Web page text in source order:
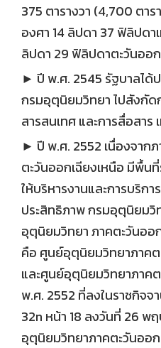
375 ตารางวา (4,700 ตา
องศา 14 ลิปดา 37 ฟิลิปด
ลิปดา 29 ฟิลิปดาตะวันออก
► ปี พ.ศ. 2545 รัฐบาลได้
กรมอุตุนิยมวิทยา ไปสังกัด
สารสนเทศ และการสื่อสา
► ปี พ.ศ. 2552 เนื่องจาก
ตะวันออกเฉียงเหนือ มีพื้น
ให้บริหารงานและการบริกา
ประสิทธิภาพ กรมอุตุนิยมวิ
อุตุนิยมวิทยา ภาคตะวันออ
คือ ศูนย์อุตุนิยมวิทยาภาค
และศูนย์อุตุนิยมวิทยาภาค
พ.ศ. 2552 ที่ลงในราชกิจจ
32n หน้า 18 ลงวันที่ 26 พ
อุตุนิยมวิทยาภาคตะวันออ